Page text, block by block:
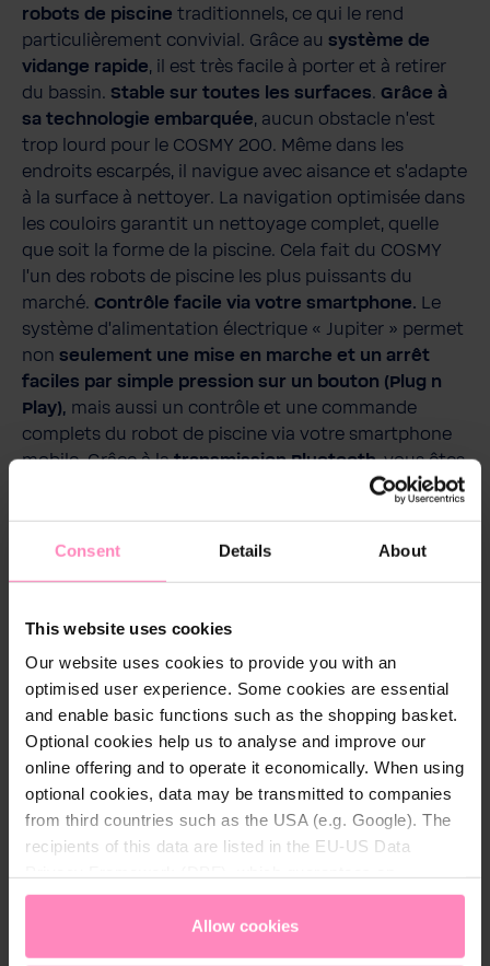
Consent Details About
This website uses cookies
Our website uses cookies to provide you with an
optimised user experience. Some cookies are essential
and enable basic functions such as the shopping basket.
Optional cookies help us to analyse and improve our
online offering and to operate it economically. When using
optional cookies, data may be transmitted to companies
from third countries such as the USA (e.g. Google). The
recipients of this data are listed in the EU-US Data
appropriate level of data protection. You canaccept all
only allow necessary cookies
access and change your chosen setting at any time in
Allow cookies
robots de piscine traditionnels, ce qui le rend
particulièrement convivial. Grâce au système de
vidange rapide, il est très facile à porter et à retirer
du bassin. Stable sur toutes les surfaces. Grâce à
sa technologie embarquée, aucun obstacle n'est
trop lourd pour le COSMY 200. Même dans les
endroits escarpés, il navigue avec aisance et s'adapte
à la surface à nettoyer. La navigation optimisée dans
les couloirs garantit un nettoyage complet, quelle
que soit la forme de la piscine. Cela fait du COSMY
l'un des robots de piscine les plus puissants du
marché. Contrôle facile via votre smartphone. Le
système d'alimentation électrique « Jupiter » permet
non seulement une mise en marche et un arrêt
faciles par simple pression sur un bouton (Plug n
Play), mais aussi un contrôle et une commande
complets du robot de piscine via votre smartphone
mobile. Grâce à latransmission Bluetooth, vous êtes
informé dès que, par exemple, le panier de filtration
bwt-poolroboter-cosmy-200-
bedienungsanleitung.pdf
Télécharger
Détails techniques